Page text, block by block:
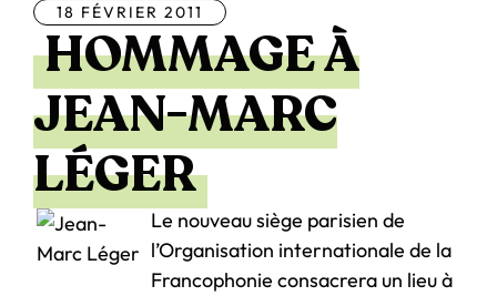
18 FÉVRIER 2011
HOMMAGE À
JEAN-MARC
LÉGER
Le nouveau siège parisien de
l’Organisation internationale de la
Francophonie consacrera un lieu à